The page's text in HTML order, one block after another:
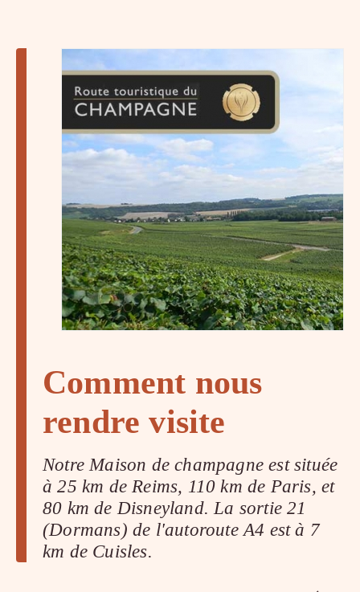
Comment nous
rendre visite
Notre Maison de champagne est située
à 25 km de Reims, 110 km de Paris, et
80 km de Disneyland. La sortie 21
(Dormans) de l'autoroute A4 est à 7
km de Cuisles.